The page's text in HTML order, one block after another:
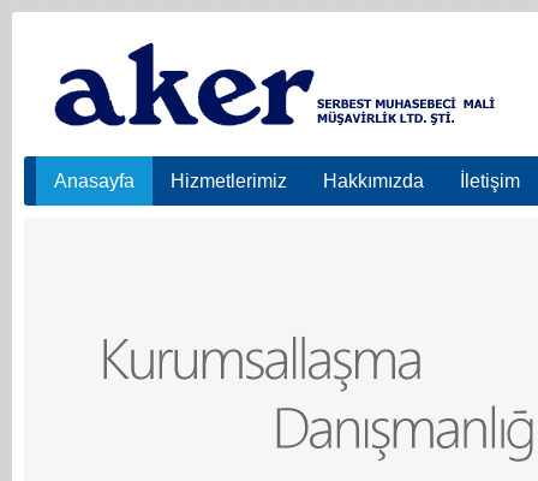
Anasayfa Hizmetlerimiz Hakkımızda İletişim